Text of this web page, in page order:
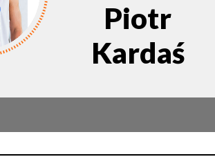
Piotr
Kardaś